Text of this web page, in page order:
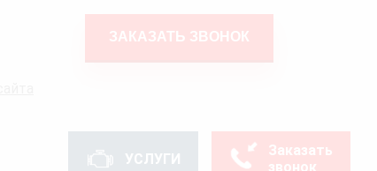
УСЛУГИ
Заказать
звонок
ЗАКАЗАТЬ ЗВОНОК